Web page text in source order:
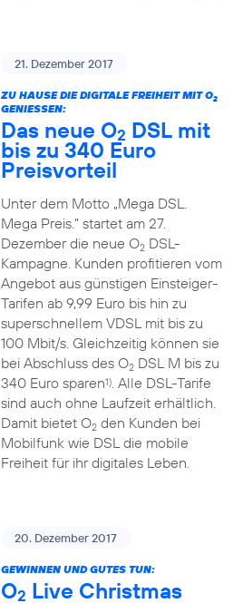
21. Dezember 2017
ZU HAUSE DIE DIGITALE FREIHEIT MIT O2
GENIESSEN:
Das neue O2 DSL mit
bis zu 340 Euro
Preisvorteil
Unter dem Motto „Mega DSL.
Mega Preis.” startet am 27.
Dezember die neue O2DSL-
Kampagne. Kunden profitieren vom
Angebot aus günstigen Einsteiger-
Tarifen ab 9,99 Euro bis hin zu
superschnellem VDSL mit bis zu
100 Mbit/s. Gleichzeitig können sie
bei Abschluss des O2DSL M bis zu
340 Euro sparen1). Alle DSL-Tarife
sind auch ohne Laufzeit erhältlich.
Damit bietet O2den Kunden bei
Mobilfunk wie DSL die mobile
Freiheit für ihr digitales Leben.
20. Dezember 2017
GEWINNEN UND GUTES TUN:
O2 Live Christmas